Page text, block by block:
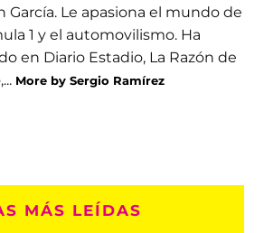
García. Le apasiona el mundo de
1 y el automovilismo. Ha
en Diario Estadio, La Razón de
More by Sergio Ramírez
MÁS LEÍDAS